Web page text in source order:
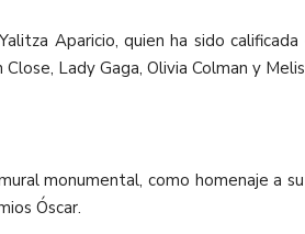
Aparicio, quien ha sido
Lady Gaga, Olivia Colman y
monumental, como homenaje a
Óscar.